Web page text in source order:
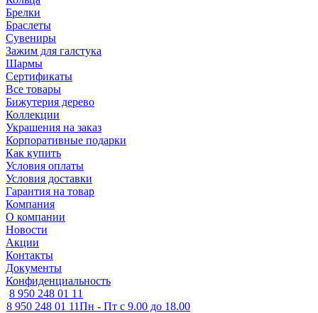
Брелки
Браслеты
Сувениры
Зажим для галстука
Шармы
Сертификаты
Все товары
Бижутерия дерево
Коллекции
Украшения на заказ
Корпоративные подарки
Как купить
Условия оплаты
Условия доставки
Гарантия на товар
Компания
О компании
Новости
Акции
Контакты
Документы
Конфиденциальность
8 950 248 01 11
8 950 248 01 11Пн - Пт с 9.00 до 18.00